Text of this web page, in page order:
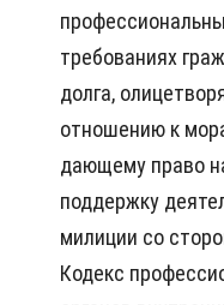
требованиях
долга,
отношению к
дающему право
поддержку
милиции со
Кодекс